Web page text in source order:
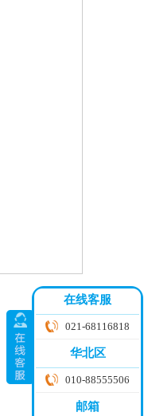
在线客服
021-68116818
华北区
010-88555506
邮箱